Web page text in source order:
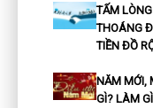
TẤM LÒNG
THOÁNG
TIỀN ĐỒ
NĂM MỚI,
GÌ? LÀM